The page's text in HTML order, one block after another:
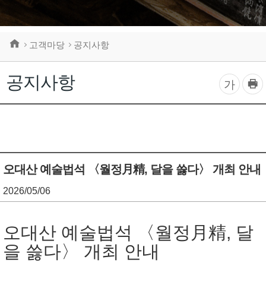
공지사항
고객마당 공지사항
글
자
조
기
가
프
린
트
오대산 예술법석 〈월정月精, 달을 쓿다〉 개최 안내
2026/05/06
오대산 예술법석 〈월정月精, 달
을 쓿다〉 개최 안내